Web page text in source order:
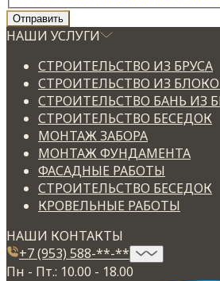
НАШИ УСЛУГИ
СТРОИТЕЛЬСТВО ИЗ БРУСА
СТРОИТЕЛЬСТВО ИЗ
СТРОИТЕЛЬСТВО БАНЬ ИЗ
СТРОИТЕЛЬСТВО БЕСЕДОК
МОНТАЖ ЗАБОРА
МОНТАЖ ФУНДАМЕНТА
ФАСАДНЫЕ РАБОТЫ
СТРОИТЕЛЬСТВО БЕСЕДОК
КРОВЕЛЬНЫЕ РАБОТЫ
НАШИ КОНТАКТЫ
+7 (953) 588-**-**
Пн - Пт.: 10.00 - 18.00